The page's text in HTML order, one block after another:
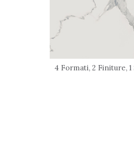
4 Formati, 2 Finiture, 1